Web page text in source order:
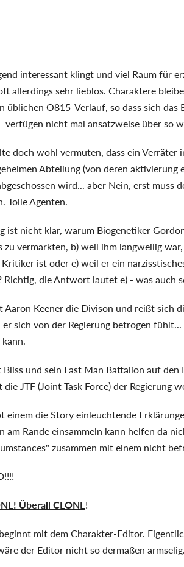
interessant klingt und viel Raum für
allerdings sehr lieblos. Charaktere
üblichen O815-Verlauf, so dass sich das
nicht mal ansatzweise über so
doch wohl vermuten, dass ein Verräter
Abteilung (von deren
wird... aber Nein, erst
Tolle Agenten.
ist nicht klar, warum Biogenetiker
zu vermarkten, b) weil ihm langweilig
ist oder e) weil er ein
Richtig, die Antwort lautet e) - was auch
Aaron Keener die Divison und reißt sich
sich von der Regierung betrogen
und sein Last Man Battalion auf den
JTF (Joint Task Force) der Regierung
einem die Story einleuchtende
am Rande einsammeln kann helfen da
zusammen mit einem nicht
Überall CLONE!
mit dem Charakter-Editor.
der Editor nicht so dermaßen armselig.